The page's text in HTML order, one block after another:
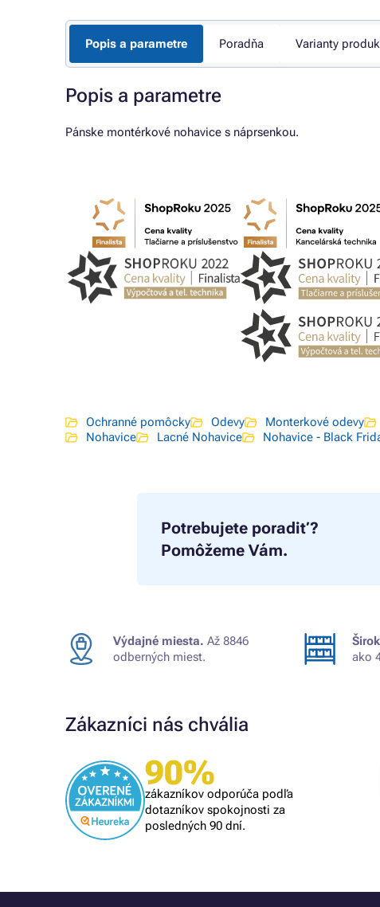
Popis a parametre Poradňa Varianty
Popis a parametre
Pánske montérkové nohavice s náprsenkou.
Ochranné pomôcky Odevy Monterkové odevy
Nohavice
Lacné Nohavice Nohavice - Black
Potrebujete poradiť?
Pomôžeme Vám.
Výdajné miesta. Až 8846
odberných miest.
ako
Zákazníci nás chvália
90%
zákazníkov odporúča podľa
dotazníkov spokojnosti za
posledných 90 dní.
Overený zákazník
rýchle vybavenie